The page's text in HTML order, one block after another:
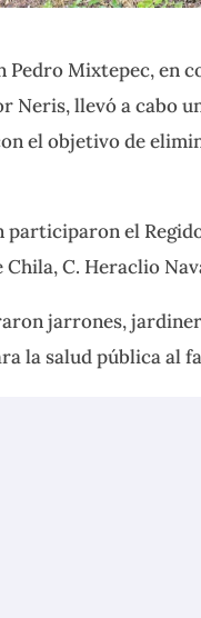
Pedro Mixtepec, en
Neris, llevó a cabo
el objetivo de
el
Chila, C. Heraclio
jarrones,
la salud pública al